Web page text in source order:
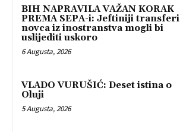
BIH NAPRAVILA VAŽAN KORAK
PREMA SEPA-i: Jeftiniji transferi
novca iz inostranstva mogli bi
uslijediti uskoro
6 Augusta, 2026
VLADO VURUŠIĆ: Deset istina o
Oluji
5 Augusta, 2026